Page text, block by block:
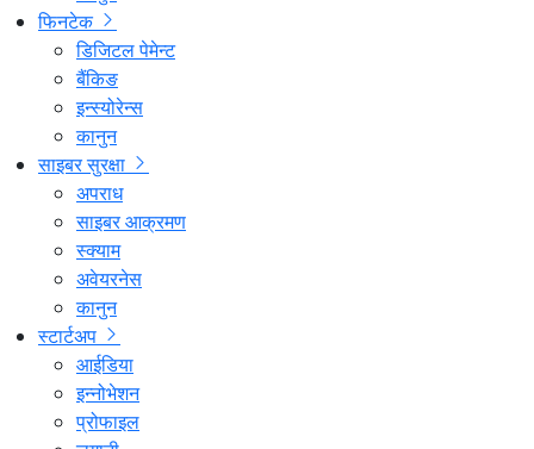
फिनटेक
डिजिटल पेमेन्ट
बैंकिङ
इन्स्योरेन्स
कानुन
साइबर सुरक्षा
अपराध
साइबर आक्रमण
स्क्याम
अवेयरनेस
कानुन
स्टार्टअप
आईडिया
इन्नोभेशन
प्रोफाइल